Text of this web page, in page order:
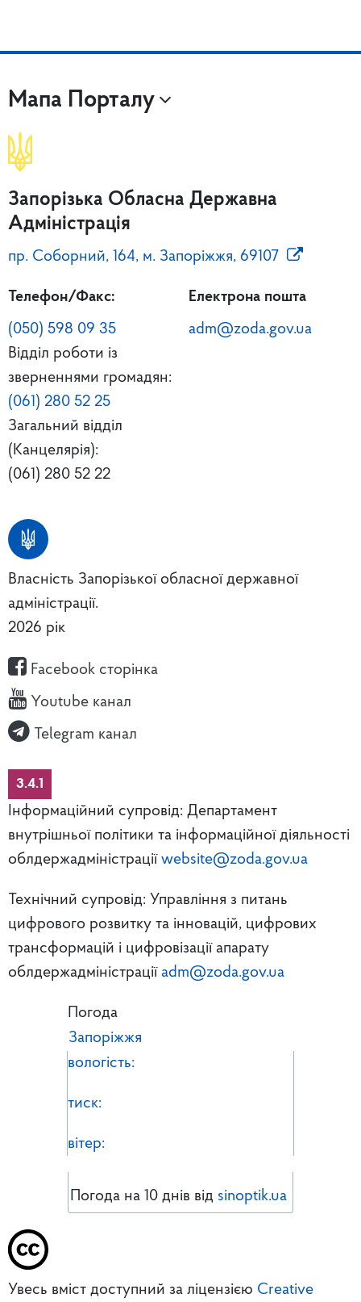
Мапа Порталу
Запорізька Обласна Державна
Адміністрація
пр. Соборний, 164, м. Запоріжжя, 69107
Телефон/Факс:
(050) 598 09 35
Відділ роботи із
зверненнями громадян:
(061) 280 52 25
Загальний відділ
(Канцелярія):
(061) 280 52 22
Електрона пошта
adm@zoda.gov.ua
Власність Запорізької обласної державної
адміністрації.
2026 рік
Facebook сторінка
Youtube канал
Telegram канал
3.4.1
Інформаційний супровід: Департамент
внутрішньої політики та інформаційної діяльності
облдержадміністрації website@zoda.gov.ua
Технічний супровід: Управління з питань
цифрового розвитку та інновацій, цифрових
трансформацій і цифровізації апарату
облдержадміністрації adm@zoda.gov.ua
Погода
Запоріжжя
вологість:
тиск:
вітер:
Погода на 10 днів від sinoptik.ua
Увесь вміст доступний за ліцензією Creative